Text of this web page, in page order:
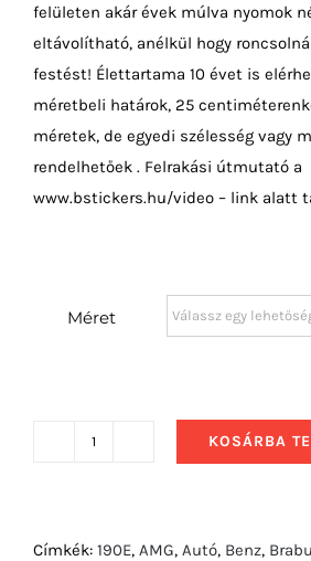
felületen akár évek múlva nyomok
eltávolítható, anélkül hogy
festést! Élettartama 10 évet is
méretbeli határok, 25
méretek, de egyedi szélesség vagy
rendelhetőek . Felrakási útmutató a
www.bstickers.hu/video – link alatt
Méret
C43
KOSÁRBA
Címkék: 190E, AMG, Autó, Benz,